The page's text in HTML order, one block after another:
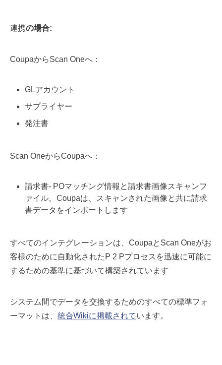
連携の場合:
CoupaからScan Oneへ：
GLアカウント
サプライヤー
発注書
Scan OneからCoupaへ：
請求書- POマッチング情報と請求書画像スキャンフ
ァイル。Coupaは、スキャンされた画像と共に請求
書データをインポートします
すべてのインテグレーションは、CoupaとScan Oneがお
客様のために自動化されたP 2 Pプロセスを迅速に可能に
するための基準に基づいて構築されています
システム間でデータを交換するためのすべての標準フォ
ーマットは、 統合Wikiに掲載されています。